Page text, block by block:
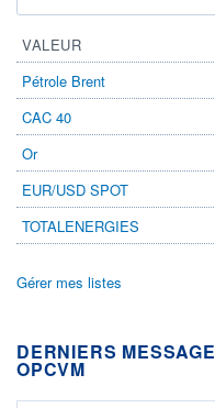
VALEUR
Pétrole Brent
CAC 40
Or
EUR/USD SPOT
TOTALENERGIES
Gérer mes listes
DERNIERS
OPCVM